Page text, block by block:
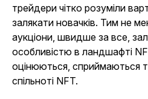
трейдери чітко розуміли
залякати новачків. Тим не
аукціони, швидше за все,
особливістю в ландшафті
оцінюються, сприймаються
спільноті NFT.